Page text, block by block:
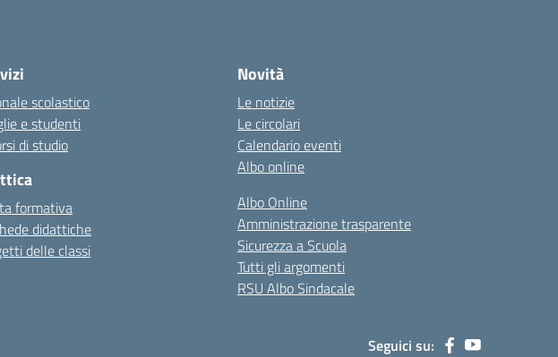
scolastico
e studenti
di studio
formativa
didattiche
delle classi
Novità
Le notizie
Le circolari
Calendario eventi
Albo online
Albo Online
Amministrazione trasparente
Sicurezza a Scuola
Tutti gli argomenti
RSU Albo Sindacale
Seguici su: